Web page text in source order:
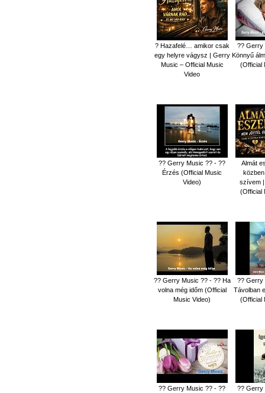
? Hazafelé… amikor csak
egy helyre vágysz | Gerry
Music – Official Music
Video
?? Gerry
Könnyű
(Official
?? Gerry Music ?? - ??
Érzés (Official Music
Video)
Almát
szívem
(Official
?? Gerry Music ?? - ?? Ha
volna még időm (Official
Music Video)
?? Gerry
Távolban
(Official
?? Gerry Music ?? - ??
?? Gerry